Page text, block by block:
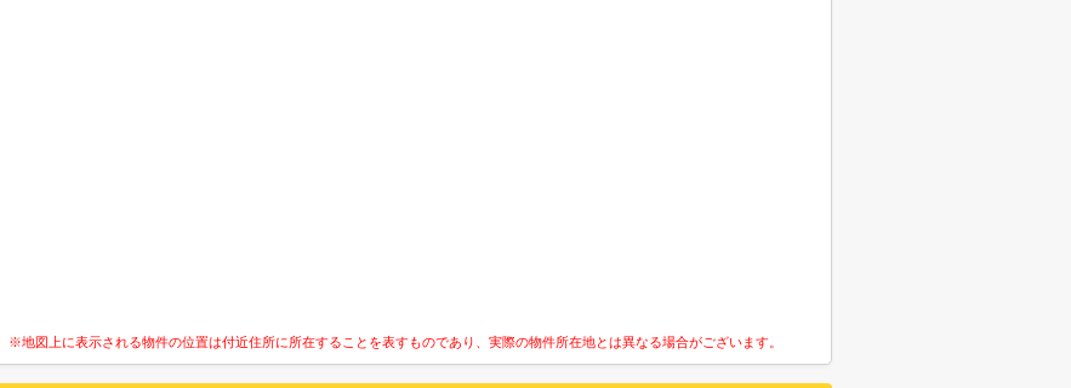
※地図上に表示される物件の位置は付近住所に所在することを表すものであり、実際の物件所在地とは異なる場合がございます。